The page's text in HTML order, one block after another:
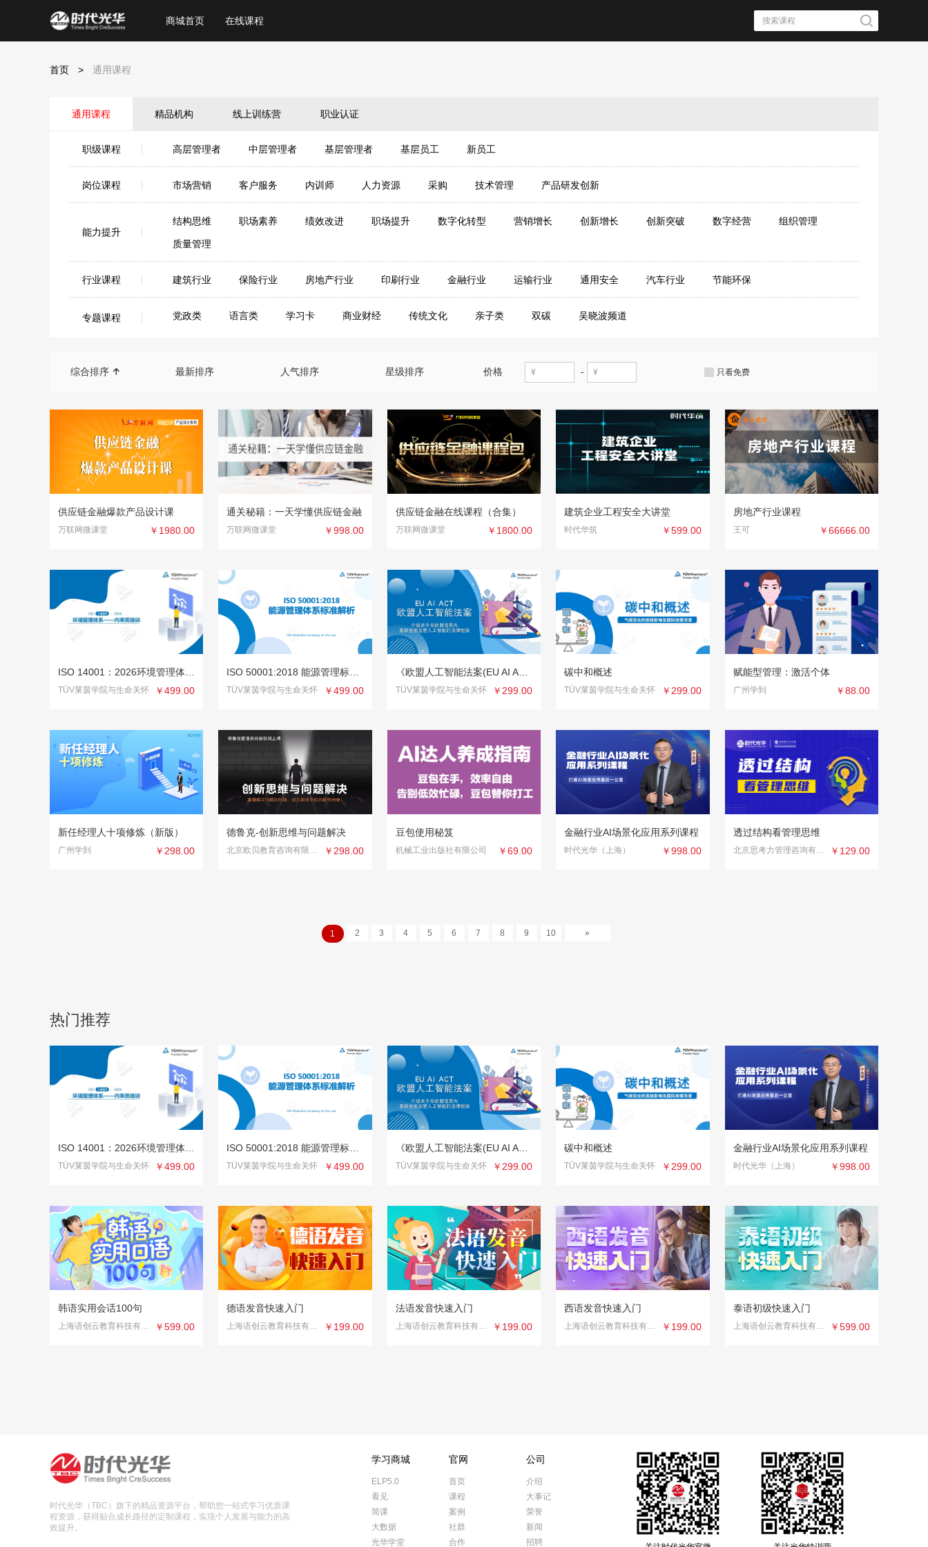
商城首页 在线课程
首页 > 通用课程
通用课程 精品机构 线上训练营 职业认证
职级课程 高层管理者 中层管理者 基层管理者 基层员工 新员工
岗位课程 市场营销 客户服务 内训师 人力资源 采购 技术管理 产品研发创新
能力提升
结构思维 职场素养 绩效改进 职场提升 数字化转型 营销增长 创新增长 创新突破 数字经营 组织管理
质量管理
行业课程 建筑行业 保险行业 房地产行业 印刷行业 金融行业 运输行业 通用安全 汽车行业 节能环保
专题课程 党政类 语言类 学习卡 商业财经 传统文化 亲子类 双碳 吴晓波频道
综合排序  最新排序 人气排序 星级排序 价格 - 只看免费
供应链金融爆款产品设计课
万联网微课堂 ￥1980.00
通关秘籍：一天学懂供应链金融
万联网微课堂 ￥998.00
供应链金融在线课程（合集）
万联网微课堂 ￥1800.00
建筑企业工程安全大讲堂
时代华筑 ￥599.00
房地产行业课程
王可 ￥66666.00
TÜV莱茵学院与生命关怀 ￥499.00 TÜV莱茵学院与生命关怀 ￥499.00
《欧盟人工智能法案(EU AI Act)》深度解读与合规实践
TÜV莱茵学院与生命关怀 ￥299.00
碳中和概述
TÜV莱茵学院与生命关怀 ￥299.00
赋能型管理：激活个体
广州学到 ￥88.00
新任经理人十项修炼（新版）
广州学到 ￥298.00
德鲁克-创新思维与问题解决
北京欧贝教育咨询有限公司 ￥298.00
豆包使用秘笈
机械工业出版社有限公司 ￥69.00
金融行业AI场景化应用系列课程
时代光华（上海） ￥998.00
透过结构看管理思维
北京思考力管理咨询有限公司 ￥129.00
1 2 3 4 5 6 7 8 9 10 »
热门推荐
TÜV莱茵学院与生命关怀 ￥499.00 TÜV莱茵学院与生命关怀 ￥499.00
《欧盟人工智能法案(EU AI Act)》深度解读与合规实践
TÜV莱茵学院与生命关怀 ￥299.00
碳中和概述
TÜV莱茵学院与生命关怀 ￥299.00
金融行业AI场景化应用系列课程
时代光华（上海） ￥998.00
韩语实用会话100句
上海语创云教育科技有限公司 ￥599.00
德语发音快速入门
上海语创云教育科技有限公司 ￥199.00
法语发音快速入门
上海语创云教育科技有限公司 ￥199.00
西语发音快速入门
上海语创云教育科技有限公司 ￥199.00
泰语初级快速入门
上海语创云教育科技有限公司 ￥599.00
时代光华（TBC）旗下的精品资源平台，帮助您一站式学习优质课
程资源，获得贴合成长路径的定制课程，实现个人发展与能力的高
效提升。
学习商城
ELP5.0
看见
简课
大数据
光华学堂
官网
首页
课程
案例
社群
合作
公司
介绍
大事记
荣誉
新闻
招聘